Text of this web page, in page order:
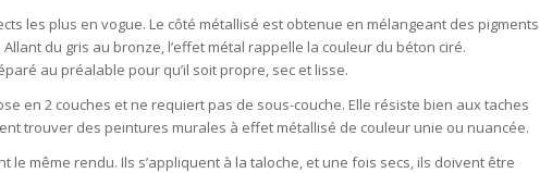
les plus en vogue. Le côté métallisé est obtenue en mélangeant des pigments
du gris au bronze, l’effet métal rappelle la couleur du béton ciré.
au préalable pour qu’il soit propre, sec et lisse.
en 2 couches et ne requiert pas de sous-couche. Elle résiste bien aux taches
trouver des peintures murales à effet métallisé de couleur unie ou nuancée.
le même rendu. Ils s’appliquent à la taloche, et une fois secs, ils doivent être